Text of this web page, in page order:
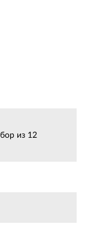
из 12